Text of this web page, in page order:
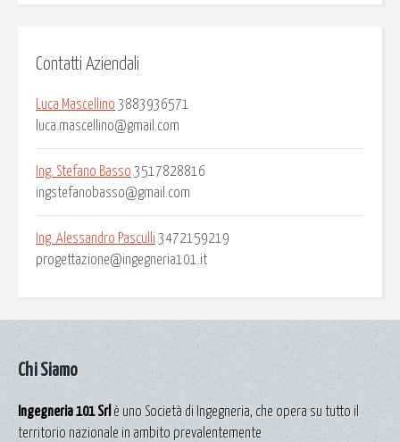
Contatti Aziendali
Luca Mascellino 3883936571
luca.mascellino@gmail.com
Ing. Stefano Basso 3517828816
ingstefanobasso@gmail.com
Ing. Alessandro Pasculli 3472159219
progettazione@ingegneria101.it
Chi Siamo
Ingegneria 101 Srl è uno Società di Ingegneria, che opera su tutto il
territorio nazionale in ambito prevalentemente